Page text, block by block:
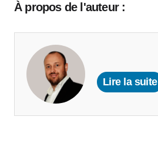
À propos de l'auteur :
Lire la suite